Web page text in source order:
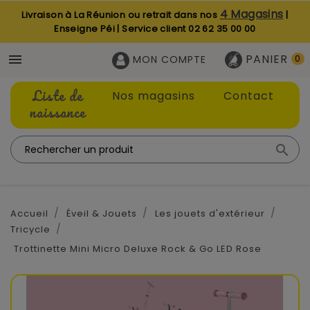
Livraison à La Réunion ou retrait dans nos 4 Magasins |
Enseigne Péi | Service client02 62 35 00 00
 PANIER 0
MON COMPTE
Liste de
naissance
Nos magasins Contact

Accueil Éveil & Jouets
Les jouets d'extérieur
Tricycle
Trottinette Mini Micro Deluxe Rock & Go LED Rose